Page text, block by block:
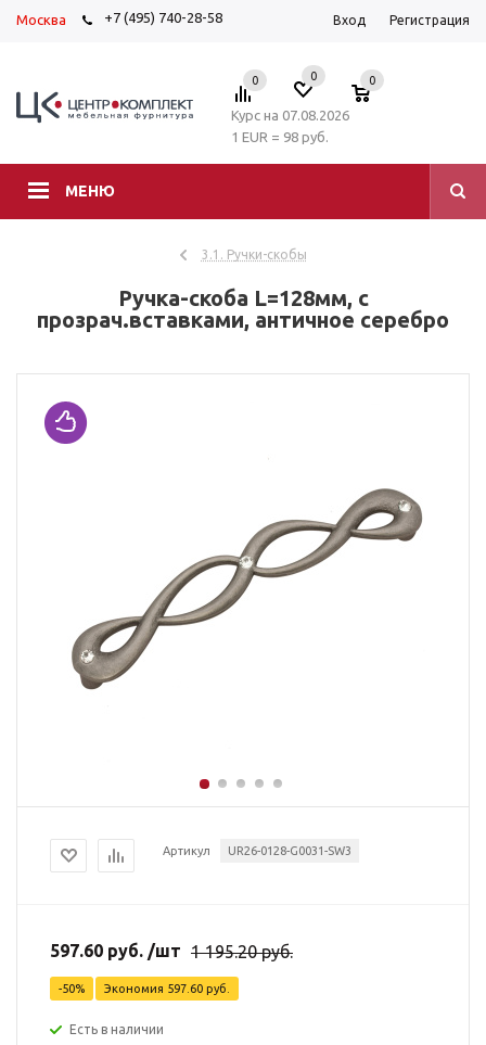
Москва +7 (495) 740-28-58 Вход Регистрация
МЕНЮ
0 0 0
Курс на 07.08.2026
1 EUR = 98 руб.
3.1. Ручки-скобы
Ручка-скоба L=128мм, с
прозрач.вставками, античное серебро
Артикул UR26-0128-G0031-SW3
597.60 руб. /шт 1 195.20руб.
-50% Экономия 597.60 руб.
Есть в наличии